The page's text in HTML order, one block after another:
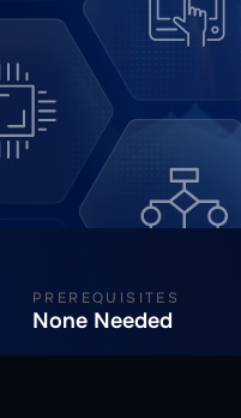
PREREQUISITES
None Needed